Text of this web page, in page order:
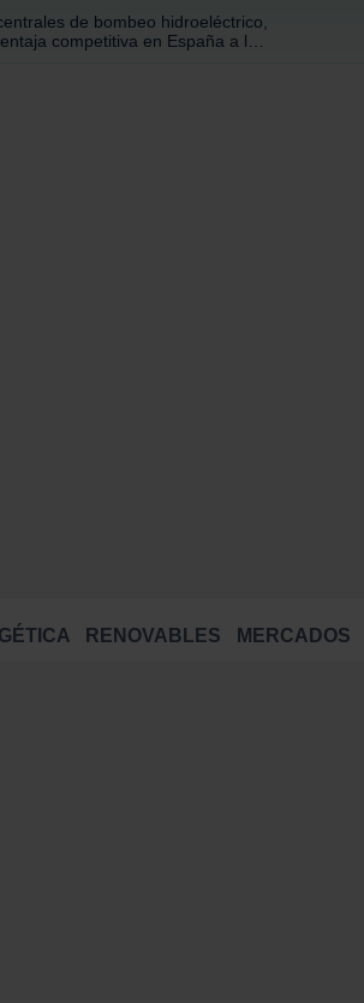
de bombeo hidroeléctrico,
competitiva en España a la
RENOVABLES MERCADOS